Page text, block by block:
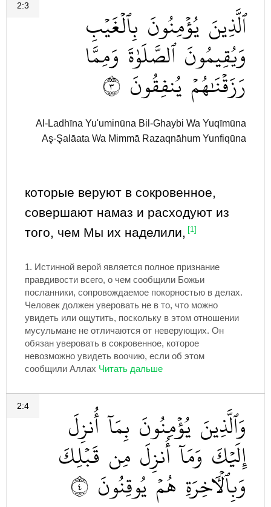
2:3 ٱلَّذِينَ يُؤۡمِنُونَ بِٱلۡغَيۡبِ
وَيُقِيمُونَ ٱلصَّلَوٰةَ وَمِمَّا
رَزَقۡنَٰهُمۡ يُنفِقُونَ ٣
Al-Ladhīna Yu'uminūna Bil-Ghaybi Wa Yuqīmūna
Aş-Şalāata Wa Mimmā Razaqnāhum Yunfiqūna
которые веруют в сокровенное,
совершают намаз и расходуют из
того, чем Мы их наделили,
[1]
1. Истинной верой является полное признание
правдивости всего, о чем сообщили Божьи
посланники, сопровождаемое покорностью в делах.
Человек должен уверовать не в то, что можно
увидеть или ощутить, поскольку в этом отношении
мусульмане не отличаются от неверующих. Он
обязан уверовать в сокровенное, которое
невозможно увидеть воочию, если об этом
сообщили Аллах
2:4 وَٱلَّذِينَ يُؤۡمِنُونَ بِمَآ أُنزِلَ
إِلَيۡكَ وَمَآ أُنزِلَ مِن قَبۡلِكَ
وَبِٱلۡأٓخِرَةِ هُمۡ يُوقِنُونَ ٤